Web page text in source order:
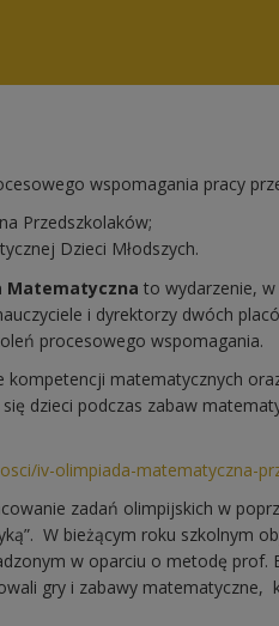
wspomagania pracy
Przedszkolaków;
Dzieci Młodszych.
Matematyczna to wydarzenie,
i dyrektorzy dwóch
procesowego wspomagania.
kompetencji matematycznych
dzieci podczas zabaw
iv-olimpiada-matematyczna-
zadań olimpijskich w
W bieżącym roku szkolnym
w oparciu o metodę prof.
gry i zabawy